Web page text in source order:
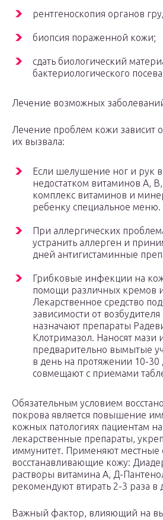
рентгеноскопия органов
биопсия пораженной кожи;
сдать биологический
бактериологического
Лечение возможных
Лечение проблем кожи зависит
их вызвала:
Если шелушение ног и рук
недостатком витаминов А,
комплекс витаминов и
ребенку специальное меню.
При аллергических
устранить аллерген и
дней антигистаминные
Грибковые инфекции на
помощи различных кремов
Лекарственное средство
зависимости от
назначают препараты
Клотримазол. Наносят мази
предварительно вымытые
в день на протяжении 10-
совмещают с приемами
Обязательным условием
покрова является повышение
кожных патологиях пациентам
лекарственные препараты,
иммунитет. Применяют местные
восстанавливающие кожу:
растворы витамина А, Д-
рекомендуют втирать 2-3 раза в
Важный фактор, влияющий на